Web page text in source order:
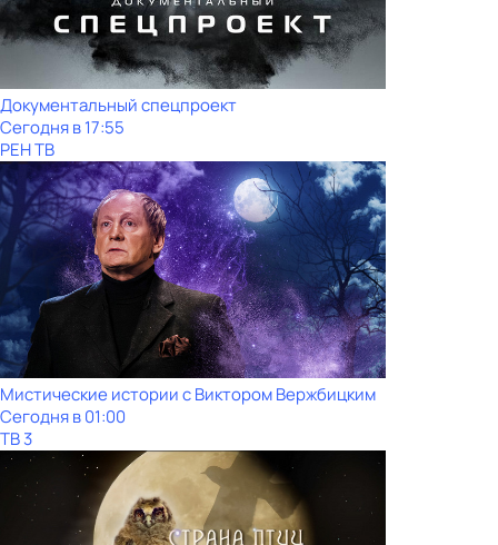
Документальный спецпроект
Сегодня в 17:55
РЕН ТВ
Мистические истории с Виктoром Bержбицким
Сегодня в 01:00
ТВ 3